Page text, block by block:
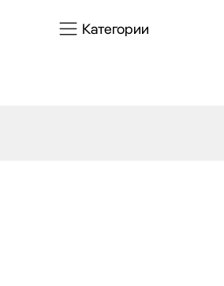
Категории